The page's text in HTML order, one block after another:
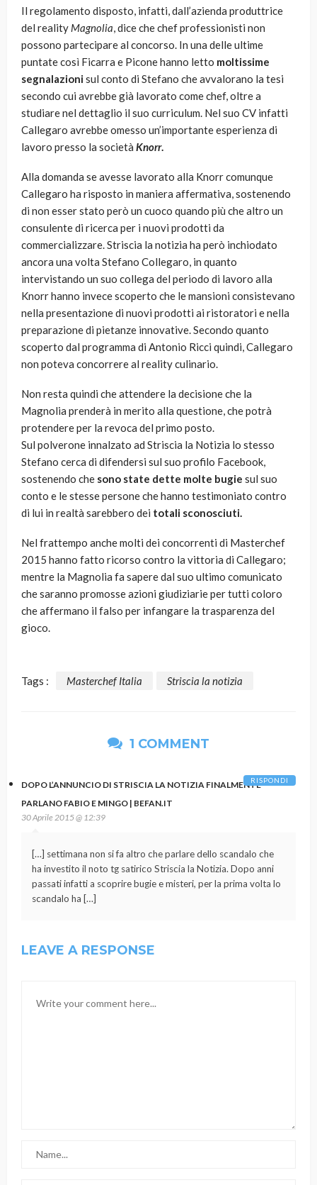
Il regolamento disposto, infatti, dall’azienda produttrice
del reality Magnolia, dice che chef professionisti non
possono partecipare al concorso. In una delle ultime
puntate così Ficarra e Picone hanno letto moltissime
segnalazionisul conto di Stefano che avvalorano la tesi
secondo cui avrebbe già lavorato come chef, oltre a
studiare nel dettaglio il suo curriculum. Nel suo CV infatti
Callegaro avrebbe omesso un’importante esperienza di
lavoro presso la società Knorr.
Alla domanda se avesse lavorato alla Knorr comunque
Callegaro ha risposto in maniera affermativa, sostenendo
di non esser stato però un cuoco quando più che altro un
consulente di ricerca per i nuovi prodotti da
commercializzare. Striscia la notizia ha però inchiodato
ancora una volta Stefano Collegaro, in quanto
intervistando un suo collega del periodo di lavoro alla
Knorr hanno invece scoperto che le mansioni consistevano
nella presentazione di nuovi prodotti ai ristoratori e nella
preparazione di pietanze innovative. Secondo quanto
scoperto dal programma di Antonio Ricci quindi, Callegaro
non poteva concorrere al reality culinario.
Non resta quindi che attendere la decisione che la
Magnolia prenderà in merito alla questione, che potrà
protendere per la revoca del primo posto.
Sul polverone innalzato ad Striscia la Notizia lo stesso
Stefano cerca di difendersi sul suo profilo Facebook,
sostenendo che sono state dette molte bugie sul suo
conto e le stesse persone che hanno testimoniato contro
di lui in realtà sarebbero dei totali sconosciuti.
Nel frattempo anche molti dei concorrenti di Masterchef
2015 hanno fatto ricorso contro la vittoria di Callegaro;
mentre la Magnolia fa sapere dal suo ultimo comunicato
che saranno promosse azioni giudiziarie per tutti coloro
che affermano il falso per infangare la trasparenza del
gioco.
Tags : Masterchef Italia Striscia la notizia
1 COMMENT
DOPO L’ANNUNCIO DI STRISCIA LA NOTIZIA FINALMENTE
PARLANO FABIO E MINGO | BEFAN.IT
30 Aprile 2015 @ 12:39
[…] settimana non si fa altro che parlare dello scandalo che
ha investito il noto tg satirico Striscia la Notizia. Dopo anni
passati infatti a scoprire bugie e misteri, per la prima volta lo
scandalo ha […]
RISPONDI
LEAVE A RESPONSE